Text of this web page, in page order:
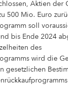
Aktien der
500 Mio. Euro
soll
bis Ende 2024
des
wird die
gesetzlichen